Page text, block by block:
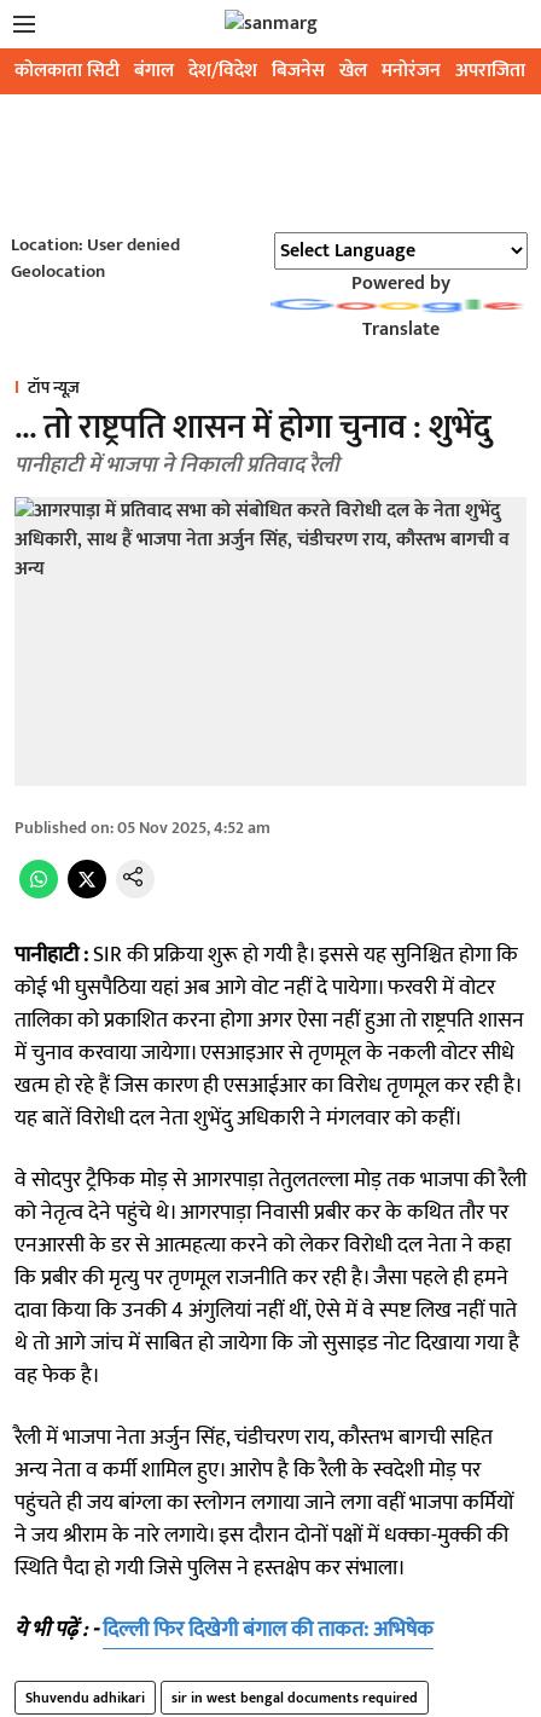
कोलकाता सिटी बंगाल देश/विदेश बिजनेस खेल मनोरंजन अपराजिता
Location: User denied
Geolocation
Powered by
Translate
टॉप न्यूज़
... तो राष्ट्रपति शासन में होगा चुनाव : शुभेंदु
पानीहाटी में भाजपा ने निकाली प्रतिवाद रैली
Published on:05 Nov 2025, 4:52 am
पानीहाटी :SIR की प्रक्रिया शुरू हो गयी है। इससे यह सुनिश्चित होगा कि
कोई भी घुसपैठिया यहां अब आगे वोट नहीं दे पायेगा। फरवरी में वोटर
तालिका को प्रकाशित करना होगा अगर ऐसा नहीं हुआ तो राष्ट्रपति शासन
में चुनाव करवाया जायेगा। एसआइआर से तृणमूल के नकली वोटर सीधे
खत्म हो रहे हैं जिस कारण ही एसआईआर का विरोध तृणमूल कर रही है।
यह बातें विरोधी दल नेता शुभेंदु अधिकारी ने मंगलवार को कहीं।
वे सोदपुर ट्रैफिक मोड़ से आगरपाड़ा तेतुलतल्ला मोड़ तक भाजपा की रैली
को नेतृत्व देने पहुंचे थे। आगरपाड़ा निवासी प्रबीर कर के कथित तौर पर
एनआरसी के डर से आत्महत्या करने को लेकर विरोधी दल नेता ने कहा
कि प्रबीर की मृत्यु पर तृणमूल राजनीति कर रही है। जैसा पहले ही हमने
दावा किया कि उनकी 4 अंगुलियां नहीं थीं, ऐसे में वे स्पष्ट लिख नहीं पाते
थे तो आगे जांच में साबित हो जायेगा कि जो सुसाइड नोट दिखाया गया है
वह फेक है।
रैली में भाजपा नेता अर्जुन सिंह, चंडीचरण राय, कौस्तभ बागची सहित
अन्य नेता व कर्मी शामिल हुए। आरोप है कि रैली के स्वदेशी मोड़ पर
पहुंचते ही जय बांग्ला का स्लोगन लगाया जाने लगा वहीं भाजपा कर्मियों
ने जय श्रीराम के नारे लगाये। इस दौरान दोनों पक्षों में धक्का-मुक्की की
स्थिति पैदा हो गयी जिसे पुलिस ने हस्तक्षेप कर संभाला।
ये भी पढ़ें : -दिल्ली फिर दिखेगी बंगाल की ताकत: अभिषेक
Shuvendu adhikari
sir in west bengal documents required